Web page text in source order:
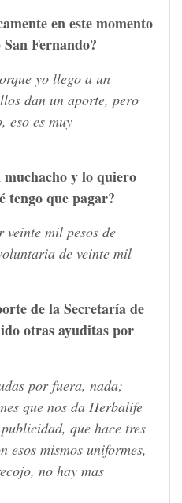
en este momento
Fernando?
yo llego a un
dan un aporte, pero
eso es muy
muchacho y lo quiero
tengo que pagar?
veinte mil pesos de
de veinte mil
de la Secretaría de
otras ayuditas por
por fuera, nada;
que nos da Herbalife
que hace tres
esos mismos uniformes,
no hay mas